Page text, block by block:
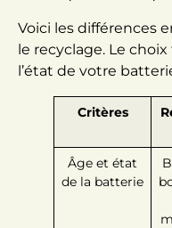
Voici les différences
le recyclage. Le
l’état de votre
Critères
Âge et état
de la batterie